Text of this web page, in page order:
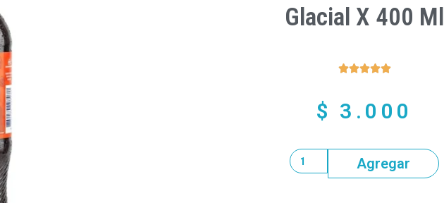
Glacial X 400 Ml

$ 3.000
Agregar